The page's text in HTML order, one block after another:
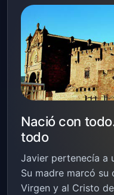
Nació con
todo
Javier pertenecía a
Su madre marcó
Virgen y al Cristo